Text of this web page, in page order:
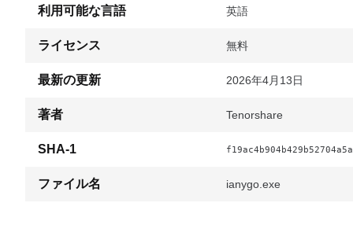
利用可能な言語 英語
ライセンス 無料
最新の更新 2026年4月13日
著者 Tenorshare
SHA-1
ファイル名 ianygo.exe